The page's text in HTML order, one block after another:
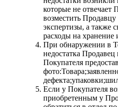
которые не отвечает
возместить
экспертизы, а также
расходы на хранение
При обнаружении в
недостатка Продавец
Покупателя
Если у Покупателя
приобретенным у